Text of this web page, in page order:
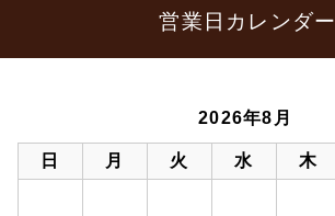
営業日カレンダー
2026年8月
日 月 火 水 木